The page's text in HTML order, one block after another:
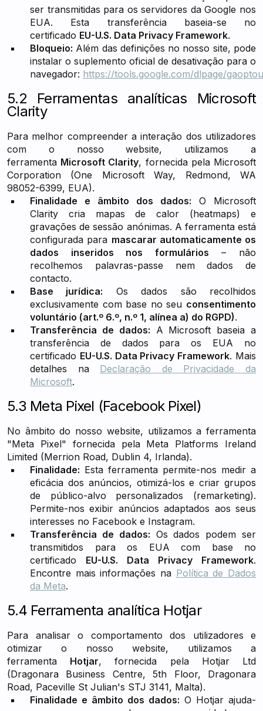
ser transmitidas para os servidores da Google nos
EUA. Esta transferência baseia-se no
certificado EU-U.S. Data Privacy Framework.
Bloqueio: Além das definições no nosso site, pode
instalar o suplemento oficial de desativação para o
navegador: https://tools.google.com/dlpage/
5.2 Ferramentas analíticas Microsoft
Clarity
Para melhor compreender a interação dos utilizadores
com o nosso website, utilizamos a
ferramenta Microsoft Clarity, fornecida pela Microsoft
Corporation (One Microsoft Way, Redmond, WA
98052-6399, EUA).
Finalidade e âmbito dos dados: O Microsoft
Clarity cria mapas de calor (heatmaps) e
gravações de sessão anónimas. A ferramenta está
configurada para mascarar automaticamente os
dados inseridos nos formulários – não
recolhemos palavras-passe nem dados de
contacto.
Base jurídica: Os dados são recolhidos
exclusivamente com base no seu consentimento
voluntário (art.º 6.º, n.º 1, alínea a) do RGPD).
Transferência de dados: A Microsoft baseia a
transferência de dados para os EUA no
certificado EU-U.S. Data Privacy Framework. Mais
detalhes na Declaração de Privacidade da
Microsoft.
5.3 Meta Pixel (Facebook Pixel)
No âmbito do nosso website, utilizamos a ferramenta
"Meta Pixel" fornecida pela Meta Platforms Ireland
Limited (Merrion Road, Dublin 4, Irlanda).
Finalidade: Esta ferramenta permite-nos medir a
eficácia dos anúncios, otimizá-los e criar grupos
de público-alvo personalizados (remarketing).
Permite-nos exibir anúncios adaptados aos seus
interesses no Facebook e Instagram.
Transferência de dados: Os dados podem ser
transmitidos para os EUA com base no
certificado EU-U.S. Data Privacy Framework.
Encontre mais informações na Política de Dados
da Meta.
5.4 Ferramenta analítica Hotjar
Para analisar o comportamento dos utilizadores e
otimizar o nosso website, utilizamos a
ferramenta Hotjar, fornecida pela Hotjar Ltd
(Dragonara Business Centre, 5th Floor, Dragonara
Road, Paceville St Julian's STJ 3141, Malta).
Finalidade e âmbito dos dados: O Hotjar ajuda-